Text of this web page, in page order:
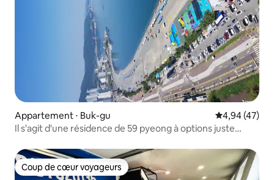
Appartement ⋅ Buk-gu Évaluation
4,94 (47)
Il s'agit d'une résidence de 59 pyeong à options juste
imprenable sur l'océan chez nous.
Coup de cœur voyageurs
Coup de cœur voyageurs